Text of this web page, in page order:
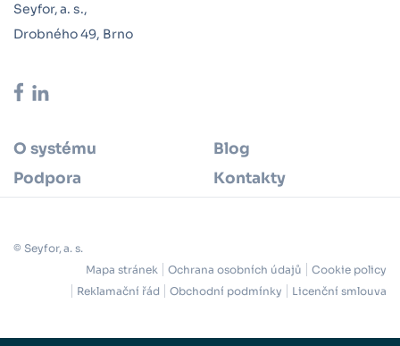
Seyfor, a. s.,
Drobného 49, Brno
O systému
Blog
Podpora
Kontakty
© Seyfor, a. s.
Mapa stránek
Ochrana osobních údajů
Cookie policy
Reklamační řád
Obchodní podmínky Licenční smlouva